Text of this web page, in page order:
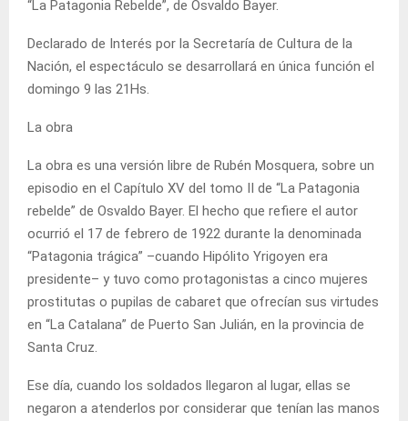
“La Patagonia Rebelde”, de Osvaldo Bayer.
Declarado de Interés por la Secretaría de Cultura de la
Nación, el espectáculo se desarrollará en única función el
domingo 9 las 21Hs.
La obra
La obra es una versión libre de Rubén Mosquera, sobre un
episodio en el Capítulo XV del tomo II de “La Patagonia
rebelde” de Osvaldo Bayer. El hecho que refiere el autor
ocurrió el 17 de febrero de 1922 durante la denominada
“Patagonia trágica” –cuando Hipólito Yrigoyen era
presidente– y tuvo como protagonistas a cinco mujeres
prostitutas o pupilas de cabaret que ofrecían sus virtudes
en “La Catalana” de Puerto San Julián, en la provincia de
Santa Cruz.
Ese día, cuando los soldados llegaron al lugar, ellas se
negaron a atenderlos por considerar que tenían las manos